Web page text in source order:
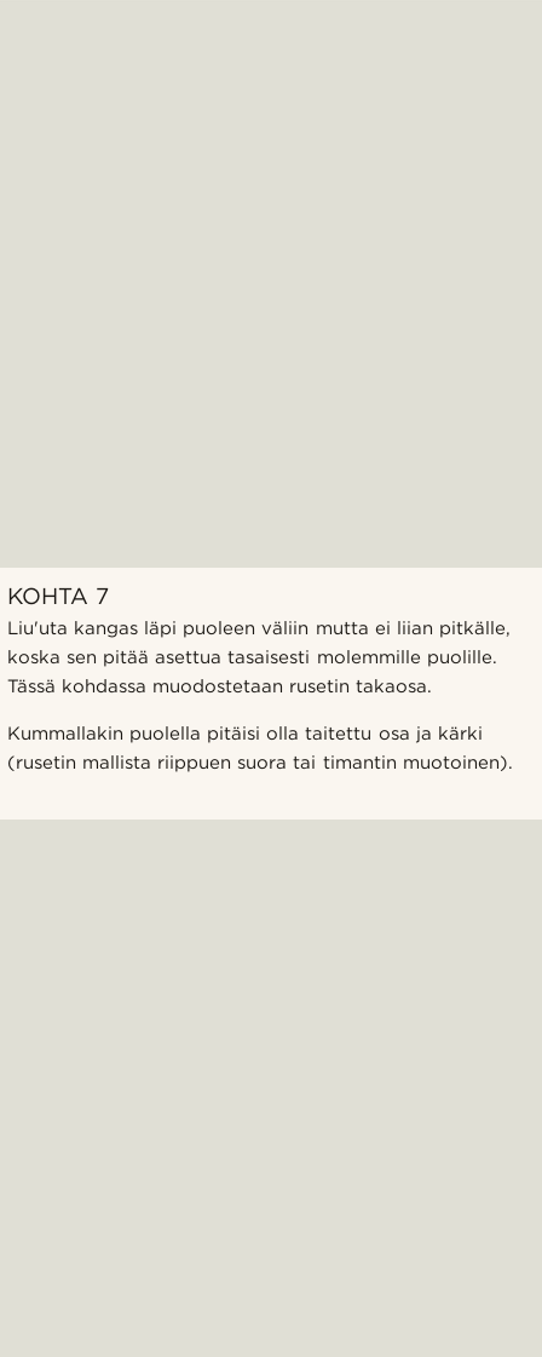
KOHTA 7
Liu'uta kangas läpi puoleen väliin mutta ei liian pitkälle,
koska sen pitää asettua tasaisesti molemmille puolille.
Tässä kohdassa muodostetaan rusetin takaosa.
Kummallakin puolella pitäisi olla taitettu osa ja kärki
(rusetin mallista riippuen suora tai timantin muotoinen).